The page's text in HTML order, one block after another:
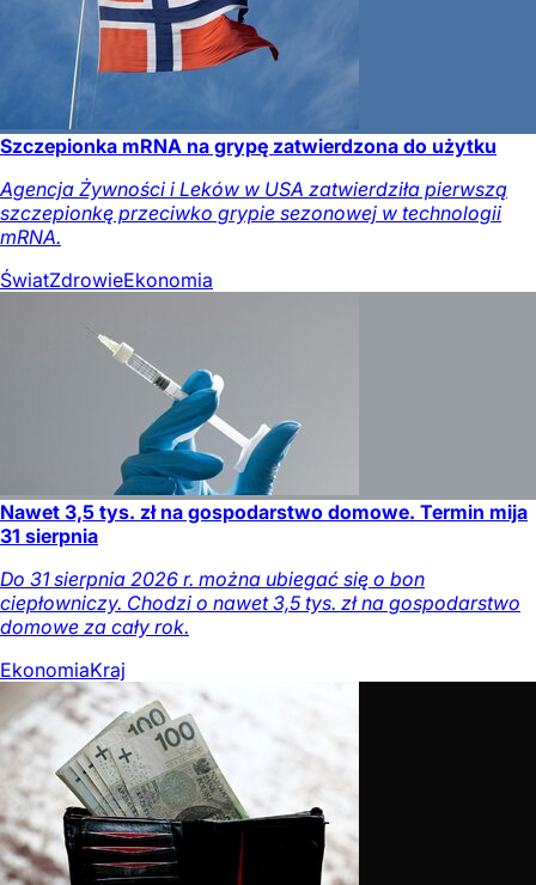
Szczepionka mRNA na grypę zatwierdzona do użytku
Agencja Żywności i Leków w USA zatwierdziła pierwszą
szczepionkę przeciwko grypie sezonowej w technologii
mRNA.
ŚwiatZdrowieEkonomia
Nawet 3,5 tys. zł na gospodarstwo domowe. Termin mija
31 sierpnia
Do 31 sierpnia 2026 r. można ubiegać się o bon
ciepłowniczy. Chodzi o nawet 3,5 tys. zł na gospodarstwo
domowe za cały rok.
EkonomiaKraj